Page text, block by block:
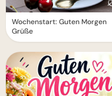
Wochenstart: Guten Morgen
Grüße